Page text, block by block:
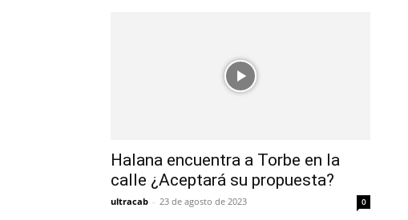
Halana encuentra a Torbe en la
calle ¿Aceptará su propuesta?
ultracab - 23 de agosto de 2023 0